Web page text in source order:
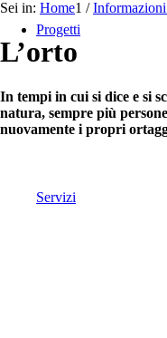
Progetti
Servizi
Sei in: Home1 /
L’orto
In tempi in cui si dice e si
natura, sempre più
nuovamente i propri